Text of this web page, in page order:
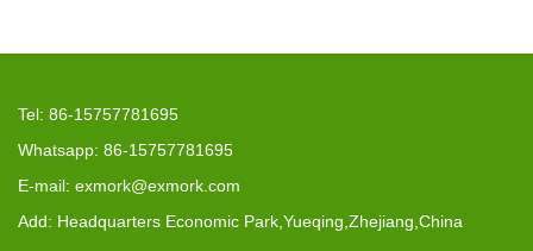
Tel: 86-15757781695
Whatsapp: 86-15757781695
E-mail: exmork@exmork.com
Add: Headquarters Economic Park,Yueqing,Zhejiang,China